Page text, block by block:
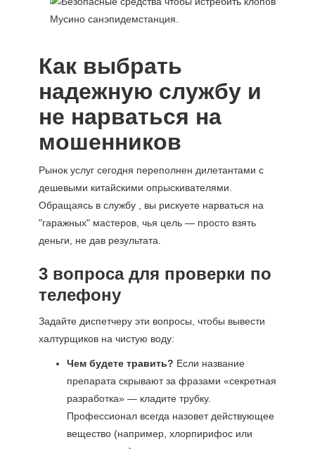
Как выбрать
надежную службу и
не нарваться на
мошенников
Рынок услуг сегодня переполнен дилетантами с
дешевыми китайскими опрыскивателями.
Обращаясь в службу , вы рискуете нарваться на
"гаражных" мастеров, чья цель — просто взять
деньги, не дав результата.
3 вопроса для проверки по
телефону
Задайте диспетчеру эти вопросы, чтобы вывести
халтурщиков на чистую воду:
Чем будете травить? Если название
препарата скрывают за фразами «секретная
разработка» — кладите трубку.
Профессионал всегда назовет действующее
вещество (например, хлорпирифос или